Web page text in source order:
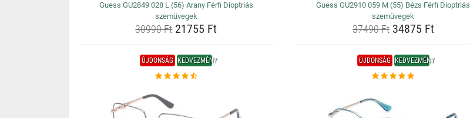
Guess GU2849 028 L (56) Arany Férfi Dioptriás
szemüvegek
30990 Ft21755 Ft
Guess GU2910 059 M (55) Bézs Férfi Dioptriás
szemüvegek
37490 Ft34875 Ft
ÚJDONSÁG KEDVEZMÉNY ÚJDONSÁG KEDVEZMÉNY